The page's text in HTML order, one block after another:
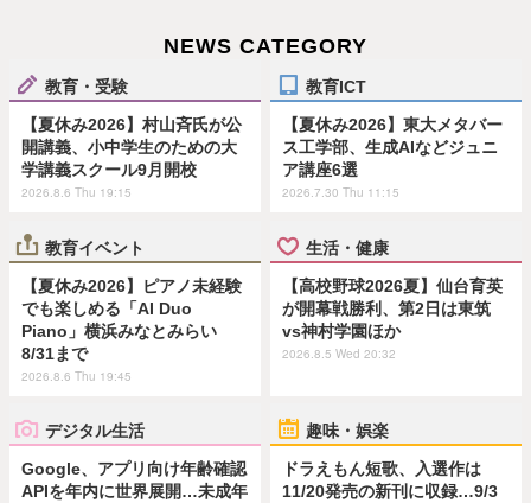
NEWS CATEGORY
教育・受験
【夏休み2026】村山斉氏が公
開講義、小中学生のための大
学講義スクール9月開校
2026.8.6 Thu 19:15
教育ICT
【夏休み2026】東大メタバー
ス工学部、生成AIなどジュニ
ア講座6選
2026.7.30 Thu 11:15
教育イベント
【夏休み2026】ピアノ未経験
でも楽しめる「AI Duo
Piano」横浜みなとみらい
8/31まで
2026.8.6 Thu 19:45
生活・健康
【高校野球2026夏】仙台育英
が開幕戦勝利、第2日は東筑
vs神村学園ほか
2026.8.5 Wed 20:32
デジタル生活
Google、アプリ向け年齢確認
APIを年内に世界展開…未成年
趣味・娯楽
ドラえもん短歌、入選作は
11/20発売の新刊に収録…9/3